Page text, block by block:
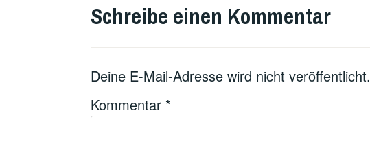
Schreibe einen Kommentar
Deine E-Mail-Adresse wird nicht veröffentlicht.
Kommentar *